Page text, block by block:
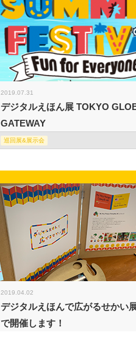
2019.07.31
デジタルえほん展 TOKYO
GATEWAY
巡回展&展示会
2019.04.02
デジタルえほんで広がるせか
で開催します！